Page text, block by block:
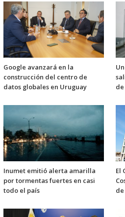
Google avanzará en la
construcción del centro de
datos globales en Uruguay
Inumet emitió alerta amarilla
por tormentas fuertes en casi
todo el país
El